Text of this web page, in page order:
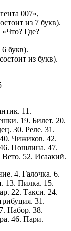
007»,
из 7 букв).
Где?
букв).
из букв).
11.
19. Билет. 20.
30. Реле. 31.
Чижиков. 42.
Пошлина. 47.
52. Исаакий.
4. Галочка. 6.
13. Пилка. 15.
22. Такси. 24.
31.
Набор. 38.
46. Пари.